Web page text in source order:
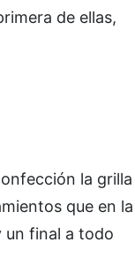
de ellas,
la grilla
que en la
un final a todo